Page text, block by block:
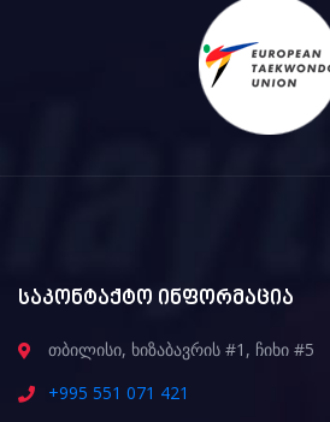
საკონტაქტო ინფორმაცია
თბილისი, ხიზაბავრის #1, ჩიხი #5
+995 551 071 421